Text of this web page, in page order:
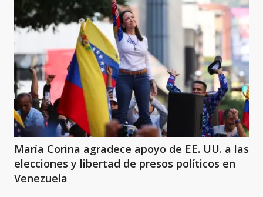
María Corina agradece apoyo de EE. UU. a las
elecciones y libertad de presos políticos en
Venezuela